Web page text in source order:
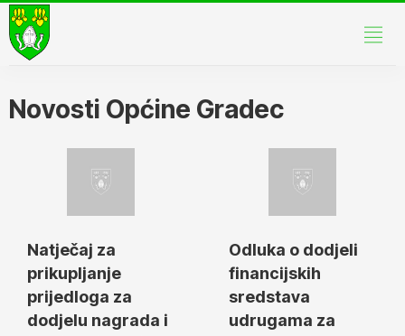
Novosti Općine Gradec
Natječaj za
prikupljanje
prijedloga za
dodjelu nagrada i
Odluka o dodjeli
financijskih
sredstava
udrugama za